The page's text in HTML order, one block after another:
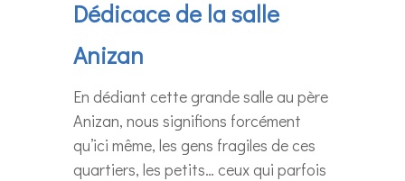
Dédicace de la salle
Anizan
En dédiant cette grande salle au père
Anizan, nous signifions forcément
qu’ici même, les gens fragiles de ces
quartiers, les petits… ceux qui parfois